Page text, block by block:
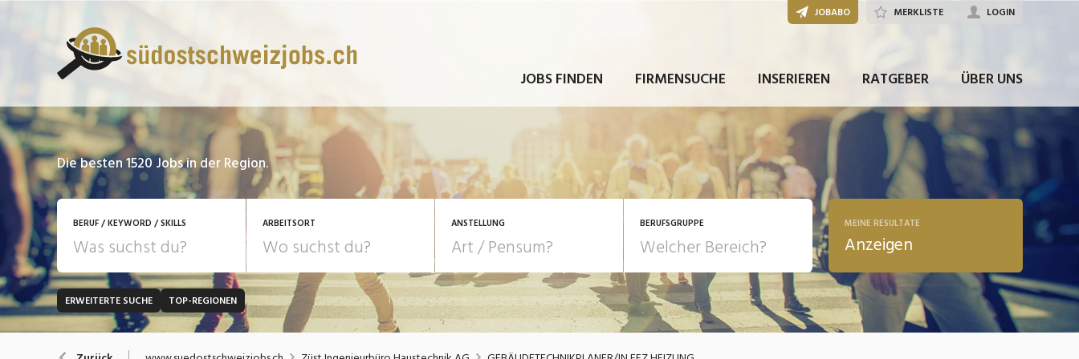
JOBS FINDEN FIRMENSUCHE INSERIEREN RATGEBER ÜBER UNS
JOBABO MERKLISTE LOGIN
Die besten 1520 Jobs in der Region.
BERUF / KEYWORD / SKILLS ARBEITSORT ANSTELLUNG
JOB-TYP 10-100%Pensum
Festanstellung
Temporär (befristet)
POSITION
Führungsposition
BERUFSGRUPPE
Bank, Versicherung Bau, Handwerk, Elektro Bildung, Kunst, Design, Soziale
Berufe, Sport
Einkauf, Logistik, Transport,
MEINE RESULTATE
Anzeigen
ERWEITERTE SUCHE TOP-REGIONEN
JETZT BEWERBEN